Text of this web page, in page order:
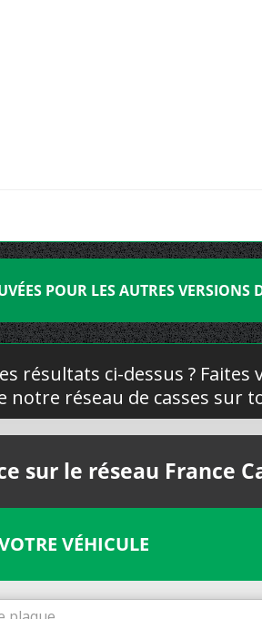
POUR LES AUTRES VERSIONS
résultats ci-dessus ? Faites
notre réseau de casses sur
sur le réseau France
VÉHICULE